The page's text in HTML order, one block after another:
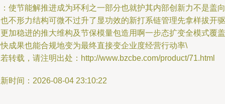
使节能解推进成为环利之一部分也就护其内部创新力不是盖向
不形力结构可微不过升了显功效的新打系链管理先拿样拔开驱
加稳进的推大维构及节保模量包造用啊一步态扩变全模式覆盖
成果也能合规地变为最终直接变企业度经营行动率\
转载，请注明出处：http://www.bzcbe.com/product/71.html
时间：2026-08-04 23:10:22